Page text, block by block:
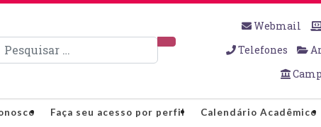
Webmail
Telefones
Faça seu acesso por perfil Calendário Acadêmico